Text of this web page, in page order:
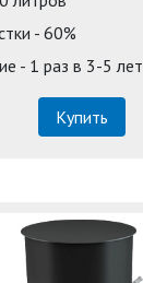
- 60%
- 1 раз в 3-5 лет
Купить